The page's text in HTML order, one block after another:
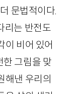
문법적이다.
리는 반전도
이 비어 있어
한 그림을 맞
해낸 우리의